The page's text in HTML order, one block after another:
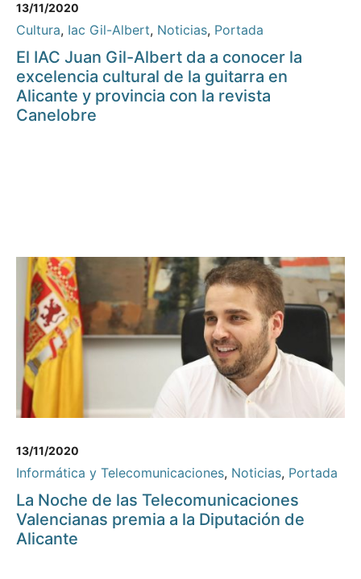
13/11/2020
Cultura, Iac Gil-Albert, Noticias, Portada
El IAC Juan Gil-Albert da a conocer la
excelencia cultural de la guitarra en
Alicante y provincia con la revista
Canelobre
13/11/2020
Informática y Telecomunicaciones, Noticias, Portada
La Noche de las Telecomunicaciones
Valencianas premia a la Diputación de
Alicante